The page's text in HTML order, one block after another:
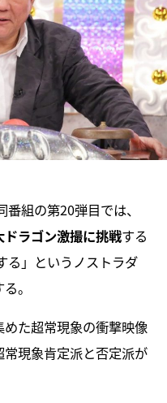
組の第20弾目では、
ラゴン激撮に挑戦する
る」というノストラダ
。
た超常現象の衝撃映像
現象肯定派と否定派が